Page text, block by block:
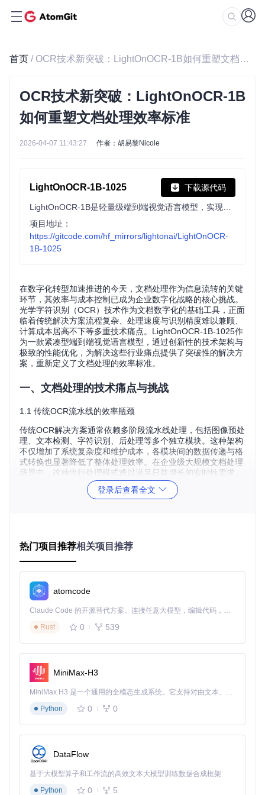
首页 / OCR技术新突破：LightOnOCR-1B如何重塑文档处理效率标准
OCR技术新突破：LightOnOCR-1B
如何重塑文档处理效率标准
2026-04-07 11:43:27 作者：胡易黎Nicole
LightOnOCR-1B-1025 下载源代码
项目地址：
https://gitcode.com/hf_mirrors/lightonai/LightOnOCR-
1B-1025
在数字化转型加速推进的今天，文档处理作为信息流转的关键
环节，其效率与成本控制已成为企业数字化战略的核心挑战。
光学字符识别（OCR）技术作为文档数字化的基础工具，正面
临着传统解决方案流程复杂、处理速度与识别精度难以兼顾、
计算成本居高不下等多重技术痛点。LightOnOCR-1B-1025作
为一款紧凑型端到端视觉语言模型，通过创新性的技术架构与
极致的性能优化，为解决这些行业痛点提供了突破性的解决方
案，重新定义了文档处理的效率标准。
一、文档处理的技术痛点与挑战
1.1 传统OCR流水线的效率瓶颈
传统OCR解决方案通常依赖多阶段流水线处理，包括图像预处
理、文本检测、字符识别、后处理等多个独立模块。这种架构
不仅增加了系统复杂度和维护成本，各模块间的数据传递与格
式转换也显著降低了整体处理效率。在企业级大规模文档处理
场景中，这种串行处理模式难以满足日益增长的实时性需求。
1.2 计算资源消耗与成本压力
日均处理数万份文档的金融、法律等行业，高昂的计算成本成
为规模化应用的主要障碍。
1.3 复杂文档场景的适应性局限
实际应用中的文档类型多样，包含表格、收据、多列布局、数
学公式等复杂元素。传统OCR工具在处理这些非标准格式文档
时，常出现识别错误、排版混乱等问题，需要大量人工校对，
严重影响了自动化处理的效率与可靠性。
2.1 端到端全微分架构设计
LightOnOCR-1B-1025采用创新性的端到端全微分设计，摒弃
Transformer编码器与基于Qwen3的轻量级文本解码器有机融
合，实现了从图像输入到文本输出的端到端处理。这种架构不
仅简化了系统设计，还通过全微分特性实现了端到端的训练优
化，显著提升了模型的整体性能与泛化能力。
2.2 极致性能优化与效率突破
登录后查看全文
热门项目推荐相关项目推荐
atomcode
Claude Code 的开源替代方案。连接任意大模型，编辑代码，运行命令，自动验证 — 全自动执行。用 Rust 构建，极致性能。 ｜ An open-source alternative to Claude Code. Connect any LLM, edit code, run commands, and verify changes — autonomously. Built in Rust for speed. Get Started
Rust
0 539
MiniMax-H3
MiniMax H3 是一个通用的全模态生成系统。它支持对由文本、图像、视频和音频组成的多模态上下文进行统一理解，并能生成分辨率高达 2K、时长可达 15 秒的带原生立体声音频的视频。得益于面向任务泛化的系统设计，H3 在预训练阶段就已具备广泛的多模态上下文理解与生成能力，能够出色地执行复杂的多模态指令。
Python
0 0
DataFlow
基于大模型算子和工作流的高效文本大模型训练数据合成框架
Python
0 5